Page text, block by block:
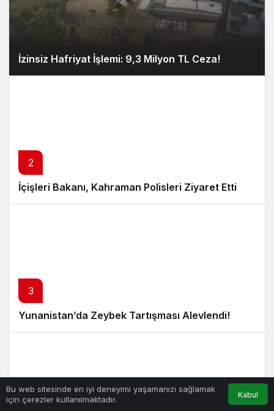
İzinsiz Hafriyat İşlemi: 9,3 Milyon TL Ceza!
2
İçişleri Bakanı, Kahraman Polisleri Ziyaret Etti
3
Yunanistan’da Zeybek Tartışması Alevlendi!
Bu web sitesinde en iyi deneyimi yaşamanızı sağlamak
için çerezler kullanılmaktadır.
Kabul